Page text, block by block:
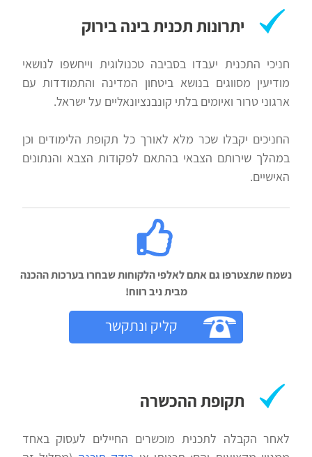
יתרונות תכנית בינה בירוק
חניכי התכנית יעבדו בסביבה טכנולוגית וייחשפו לנושאי
מודיעין מסווגים בנושא ביטחון המדינה והתמודדות עם
ארגוני טרור ואיומים בלתי קונבנציונאליים על ישראל.
החניכים יקבלו שכר מלא לאורך כל תקופת הלימודים וכן
במהלך שירותם הצבאי בהתאם לפקודות הצבא והנתונים
האישיים.
נשמח שתצטרפו גם אתם לאלפי הלקוחות שבחרו בערכות ההכנה
מבית ניב רווח!‬
קליק ונתקשר
תקופת ההכשרה
לאחר הקבלה לתכנית מוכשרים החיילים לעסוק באחד